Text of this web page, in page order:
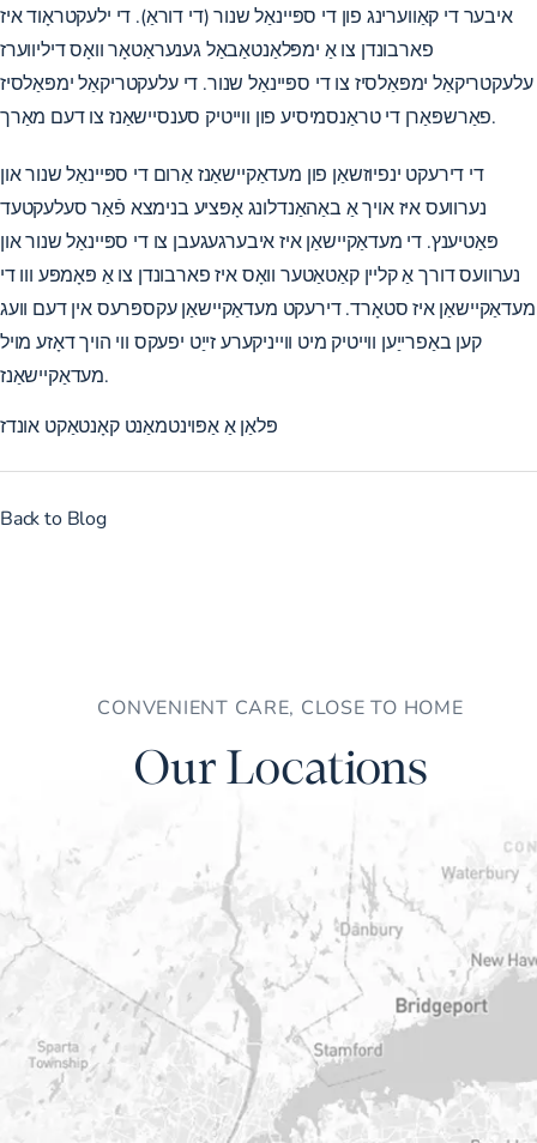
איבער די קאַווערינג פון די ספּיינאַל שנור (די דוראַ). די ילעקטראָוד איז
פארבונדן צו אַ ימפּלאַנטאַבאַל גענעראַטאָר וואָס דיליווערז
עלעקטריקאַל ימפּאַלסיז צו די ספּיינאַל שנור. די עלעקטריקאַל ימפּאַלסיז
פאַרשפּאַרן די טראַנסמיסיע פון ​​ווייטיק סענסיישאַנז צו דעם מאַרך.
די דירעקט ינפיוזשאַן פון מעדאַקיישאַנז אַרום די ספּיינאַל שנור און
נערוועס איז אויך אַ באַהאַנדלונג אָפּציע בנימצא פֿאַר סעלעקטעד
פּאַטיענץ. די מעדאַקיישאַן איז איבערגעגעבן צו די ספּיינאַל שנור און
נערוועס דורך אַ קליין קאַטאַטער וואָס איז פארבונדן צו אַ פּאָמפּע ווו די
מעדאַקיישאַן איז סטאָרד. דירעקט מעדאַקיישאַן עקספּרעס אין דעם וועג
קען באַפרייַען ווייטיק מיט ווייניקערע זייַט יפעקס ווי הויך דאָזע מויל
מעדאַקיישאַנז.
פּלאַן אַ אַפּוינטמאַנט קאָנטאַקט אונדז
Back to Blog
CONVENIENT CARE, CLOSE TO HOME
Our Locations